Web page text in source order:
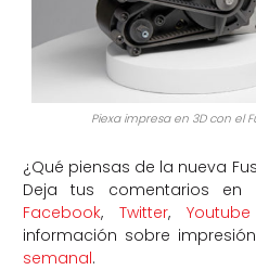
Piexa impresa en 3D con el
¿Qué piensas de la nueva
Deja tus comentarios en
Facebook, Twitter, Youtube
información sobre
semanal.